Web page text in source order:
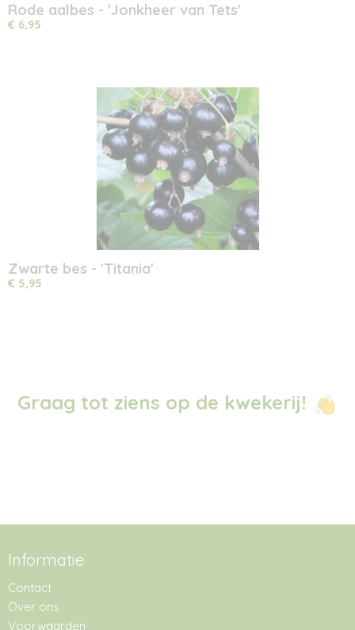
Rode aalbes - 'Jonkheer van Tets'
€ 6,95
Zwarte bes - 'Titania'
€ 5,95
Graag tot ziens op de kwekerij!
Informatie
Contact
Over ons
Voorwaarden